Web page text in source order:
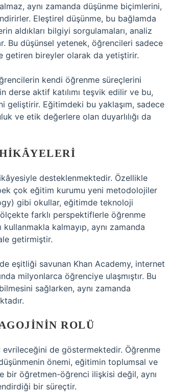
aynı zamanda düşünme biçimlerini,
Eleştirel düşünme, bu bağlamda
aldıkları bilgiyi sorgulamaları, analiz
Bu düşünsel yetenek, öğrencileri sadece
getiren bireyler olarak da yetiştirir.
kendi öğrenme süreçlerini
derse aktif katılımı teşvik edilir ve bu,
geliştirir. Eğitimdeki bu yaklaşım, sadece
ve etik değerlere olan duyarlılığı da
desteklenmektedir. Özellikle
çok eğitim kurumu yeni metodolojiler
gibi okullar, eğitimde teknoloji
farklı perspektiflerle öğrenme
kalmayıp, aynı zamanda
getirmiştir.
eşitliği savunan Khan Academy, internet
milyonlarca öğrenciye ulaşmıştır. Bu
sağlarken, aynı zamanda
ROLÜ
evrileceğini de göstermektedir. Öğrenme
önemi, eğitimin toplumsal ve
bir öğretmen-öğrenci ilişkisi değil, aynı
bir süreçtir.